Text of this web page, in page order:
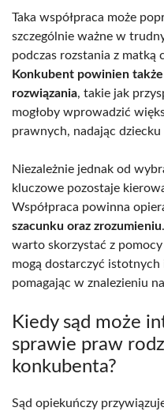
Taka współpraca może
szczególnie ważne w
podczas rozstania z matką
Konkubent powinien
rozwiązania, takie jak
mogłoby wprowadzić
prawnych, nadając
Niezależnie jednak od
kluczowe pozostaje
Współpraca powinna
szacunku oraz zrozumieniu
warto skorzystać z
mogą dostarczyć
pomagając w znalezieniu
Kiedy sąd może
sprawie praw
konkubenta?
Sąd opiekuńczy